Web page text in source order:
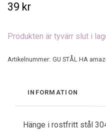
39 kr
Produkten är tyvärr slut i
Artikelnummer: GU STÅL HA
INFORMATION
Hänge i rostfritt stål